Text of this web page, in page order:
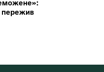
пережив